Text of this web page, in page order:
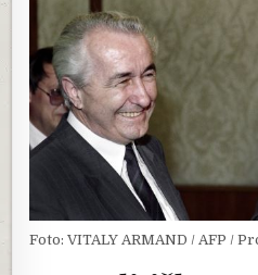
Foto: VITALY ARMAND / AFP /